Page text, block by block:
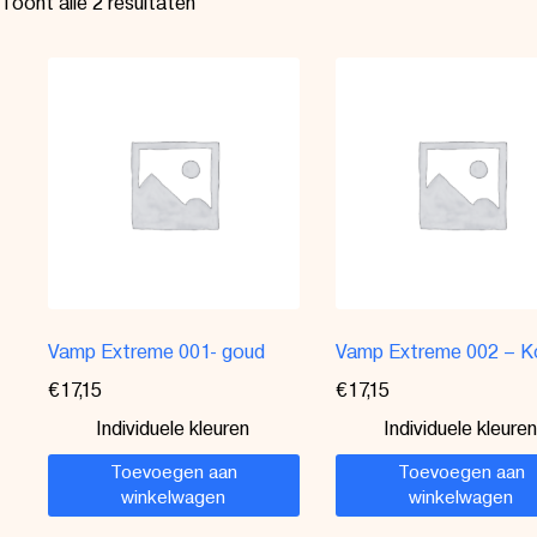
Vamp Extreme 001- goud
€17,15
Individuele kleuren
Toevoegen aan
winkelwagen
Vamp Extreme 002 –
€17,15
Individuele kleuren
Toevoegen aan
winkelwagen